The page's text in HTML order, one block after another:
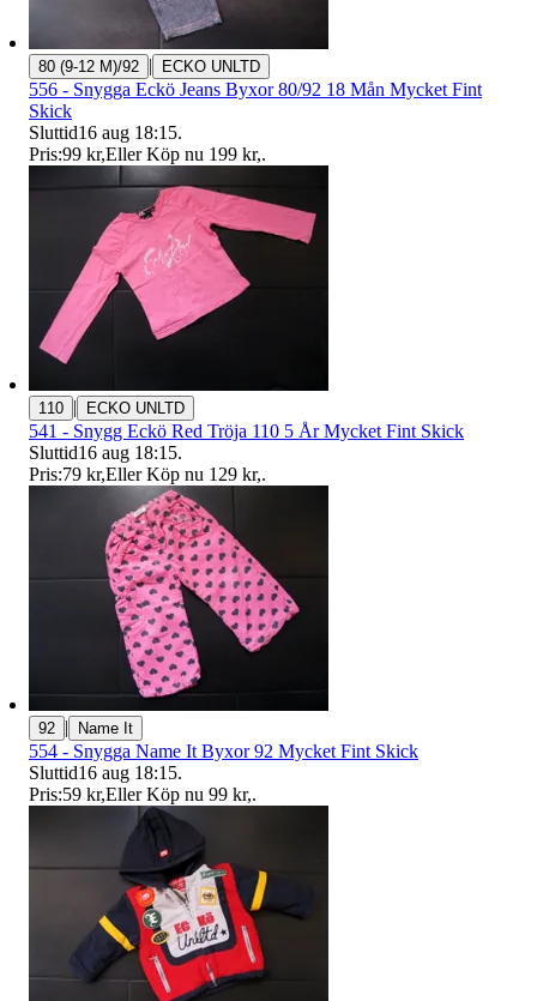
80 (9-12 M)/92 | ECKO UNLTD
556 - Snygga Eckö Jeans Byxor 80/92 18 Mån Mycket Fint
Skick
Sluttid16 aug 18:15.
Pris:99 kr,Eller Köp nu 199 kr,.
110 | ECKO UNLTD
541 - Snygg Eckö Red Tröja 110 5 År Mycket Fint Skick
Sluttid16 aug 18:15.
Pris:79 kr,Eller Köp nu 129 kr,.
92 | Name It
554 - Snygga Name It Byxor 92 Mycket Fint Skick
Sluttid16 aug 18:15.
Pris:59 kr,Eller Köp nu 99 kr,.